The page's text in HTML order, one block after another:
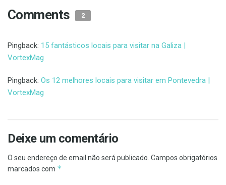
Comments 2
Pingback: 15 fantásticos locais para visitar na Galiza |
VortexMag
Pingback: Os 12 melhores locais para visitar em Pontevedra |
VortexMag
Deixe um comentário
O seu endereço de email não será publicado. Campos obrigatórios
marcados com *